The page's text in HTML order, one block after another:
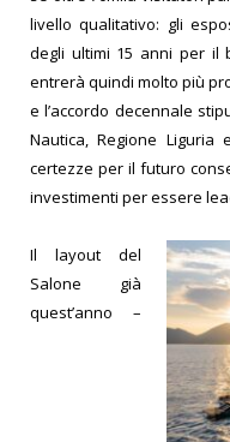
livello qualitativo: gli
degli ultimi 15 anni per il
entrerà quindi molto più
e l’accordo decennale
Nautica, Regione
certezze per il futuro
investimenti per essere
Il layout del
Salone già
quest’anno –